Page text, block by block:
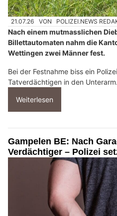
21.07.26 VON POLIZEI.NEWS
Nach einem mutmasslichen
Billettautomaten nahm die
Wettingen zwei Männer fest.
Bei der Festnahme biss ein
Tatverdächtigen in den Unterarm.
Weiterlesen
Gampelen BE: Nach
Verdächtiger – Polizei